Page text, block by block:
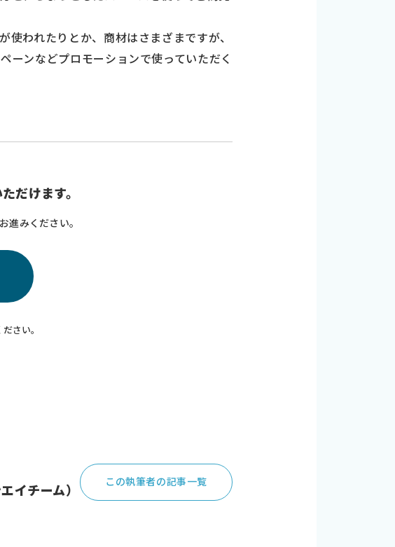
われたりとか、商材はさまざまですが、
ーンなどプロモーションで使っていただく
だけます。
進みください。
さい。
イチーム） この執筆者の記事一覧